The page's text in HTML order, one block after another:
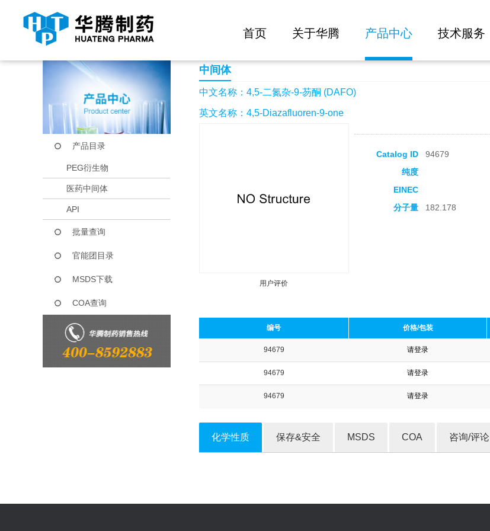
首页 关于华腾 产品中心 技术服务
当前位置： 首页 产品中心 4,5-二氮杂-9-芴酮 (DAFO)
产品目录
PEG衍生物
医药中间体
API
批量查询
官能团目录
MSDS下载
COA查询
中间体
中文名称：4,5-二氮杂-9-芴酮 (DAFO)
英文名称：4,5-Diazafluoren-9-one
用户评价
收藏产品
Catalog ID 94679
纯度
EINEC
分子量
182.178
编号 价格/包装
94679 请登录
94679 请登录
94679 请登录
化学性质 保存&安全 MSDS COA 咨询/评论